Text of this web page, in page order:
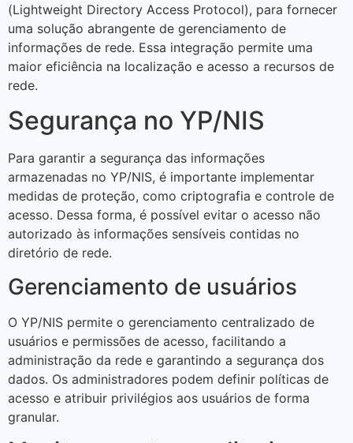
(Lightweight Directory Access Protocol), para fornecer
uma solução abrangente de gerenciamento de
informações de rede. Essa integração permite uma
maior eficiência na localização e acesso a recursos de
rede.
Segurança no YP/NIS
Para garantir a segurança das informações
armazenadas no YP/NIS, é importante implementar
medidas de proteção, como criptografia e controle de
acesso. Dessa forma, é possível evitar o acesso não
autorizado às informações sensíveis contidas no
diretório de rede.
Gerenciamento de usuários
O YP/NIS permite o gerenciamento centralizado de
usuários e permissões de acesso, facilitando a
administração da rede e garantindo a segurança dos
dados. Os administradores podem definir políticas de
acesso e atribuir privilégios aos usuários de forma
granular.